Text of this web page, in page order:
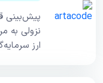
پیش‌بینی
نزولی به
ارز